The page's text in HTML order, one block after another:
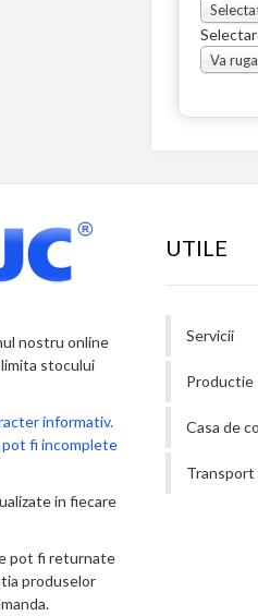
nostru online
stocului
informativ.
fi incomplete
in fiecare
pot fi returnate
produselor
UTILE
Servicii
Productie
Casa de
Transport